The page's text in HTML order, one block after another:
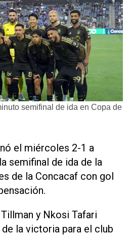
semifinal de ida en Copa de
el miércoles 2-1 a
semifinal de ida de ‌la
de la Concacaf con gol
y Nkosi Tafari
la victoria para el club